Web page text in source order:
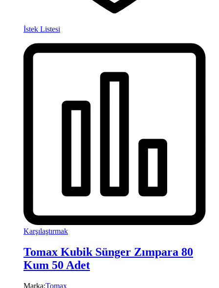
İstek Listesi
Karşılaştırmak
Tomax Kubik Sünger Zımpara 80
Kum 50 Adet
Marka:Tomax